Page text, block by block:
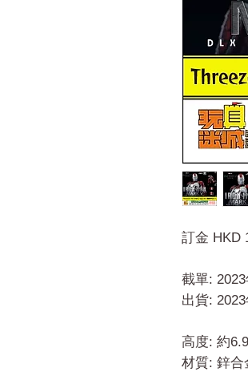
訂金 HKD
截單: 2023
出貨:
高度: 約
材質: 鋅合